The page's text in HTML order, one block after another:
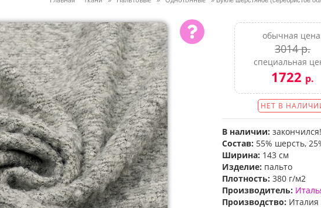
обычная
3014 р.
специальная
1722 р.
НЕТ В
В наличии: закончился!
Состав: 55% шерсть,
Ширина: 143 см
Изделие: пальто
Плотность: 380 г/м2
Производитель:
Производство: Италия